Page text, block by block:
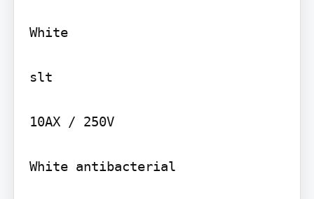
White
slt
10AX / 250V
White antibacterial